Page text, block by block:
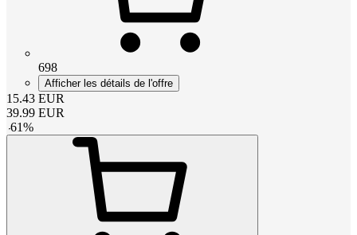
698
Afficher les détails de l'offre
15.43 EUR
39.99 EUR
-61%